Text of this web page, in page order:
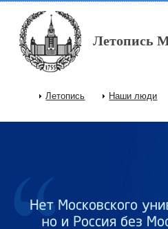
Перейти к основному содержанию
Летопись
Главное меню
Летопись Наши люди